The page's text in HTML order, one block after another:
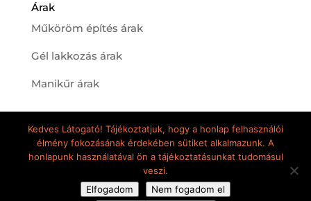
Árak
Műköröm építés árak
Gél lakkozás árak
Manikűr árak
Elite Nails minden jog fenntartva © 2020 - |
KészítetteFru Creative Design|Adatkezelési
Kedves Látogató! Tájékoztatjuk, hogy a honlap felhasználói
élmény fokozásának érdekében sütiket alkalmazunk. A
honlapunk használatával ön a tájékoztatásunkat tudomásul
veszi.
Elfogadom
Nem fogadom el